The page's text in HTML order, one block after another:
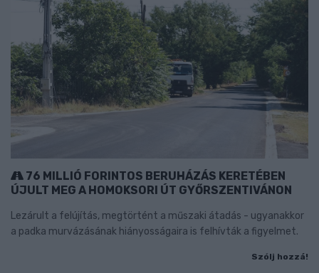
76 MILLIÓ FORINTOS BERUHÁZÁS KERETÉBEN
ÚJULT MEG A HOMOKSORI ÚT GYŐRSZENTIVÁNON
Lezárult a felújítás, megtörtént a műszaki átadás - ugyanakkor
a padka murvázásának hiányosságaira is felhívták a figyelmet.
Szólj hozzá!